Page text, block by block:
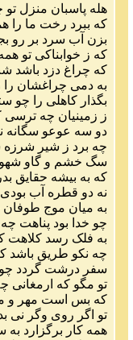
هله پاسبان منزل تو
که ببرد رخت ما را
بزن آب سرد بر رو
که ز خوابناکی تو
که چراغ دزد باشد
به دمی چراغشان را
بگذار کاهلی را چو
ز زمینیان چه ترسی
دو سه عوعو سگانه
چه برد ز شیر شرزه
سگ خشم و گاو
که به بیشه حقایق
نه دو قطره آب بودی
به میان موج طوفان
چو خدا بود پناهت چه
به فلک رسد کلاهت
چه نکو طریق باشد
سفر درشت گردد چو
تو مگو که ارمغانی
که بس است مهر و
تو اگر روی وگر نی
همه کار برگزارد به